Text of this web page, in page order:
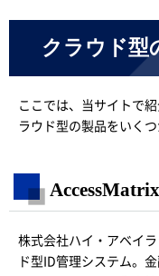
クラウド型
ここでは、当サイトで
ラウド型の製品をいく
株式会社ハイ・アベイ
ド型ID管理システム。